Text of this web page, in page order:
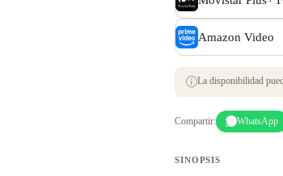
Amazon Video
La disponibilidad
Compartir: WhatsApp
SINOPSIS